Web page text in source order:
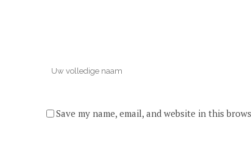
Save my name, email, and website in this